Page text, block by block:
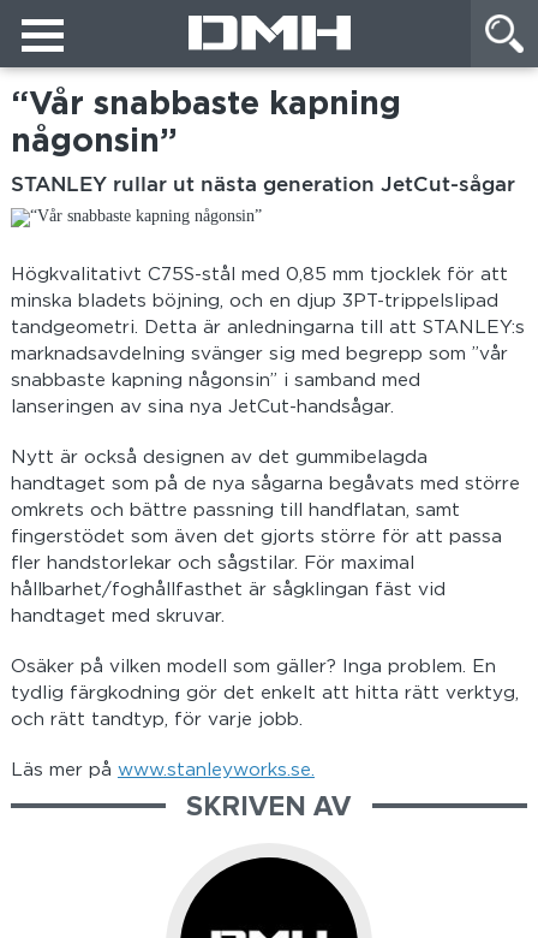
“Vår snabbaste kapning
någonsin”
STANLEY rullar ut nästa generation JetCut-sågar
Högkvalitativt C75S-stål med 0,85 mm tjocklek för att
minska bladets böjning, och en djup 3PT-trippelslipad
tandgeometri. Detta är anledningarna till att STANLEY:s
marknadsavdelning svänger sig med begrepp som ”vår
snabbaste kapning någonsin” i samband med
lanseringen av sina nya JetCut-handsågar.
Nytt är också designen av det gummibelagda
handtaget som på de nya sågarna begåvats med större
omkrets och bättre passning till handflatan, samt
fingerstödet som även det gjorts större för att passa
fler handstorlekar och sågstilar. För maximal
hållbarhet/foghållfasthet är sågklingan fäst vid
handtaget med skruvar.
Osäker på vilken modell som gäller? Inga problem. En
tydlig färgkodning gör det enkelt att hitta rätt verktyg,
och rätt tandtyp, för varje jobb.
Läs mer på www.stanleyworks.se.
SKRIVEN AV